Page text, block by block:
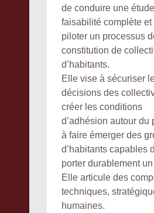
de conduire une
faisabilité complète et
piloter un processus
constitution de
d’habitants.
Elle vise à sécuriser
décisions des
créer les conditions
d’adhésion autour du
à faire émerger des
d’habitants capables
porter durablement
Elle articule des
techniques,
humaines.